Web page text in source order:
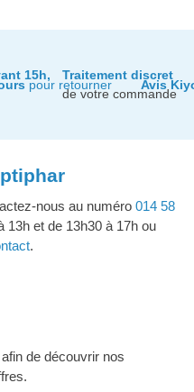
15h,
pour retourner
Traitement discret
de votre commande
Avis
nous au numéro 014 58
13h et de 13h30 à 17h ou
.
de découvrir nos